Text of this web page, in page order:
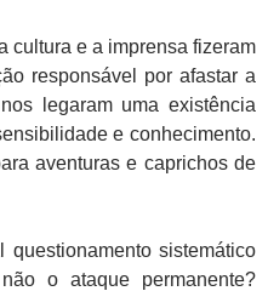
e a imprensa fizeram
responsável por afastar a
legaram uma existência
e conhecimento.
aventuras e caprichos de
sistemático
o ataque permanente?